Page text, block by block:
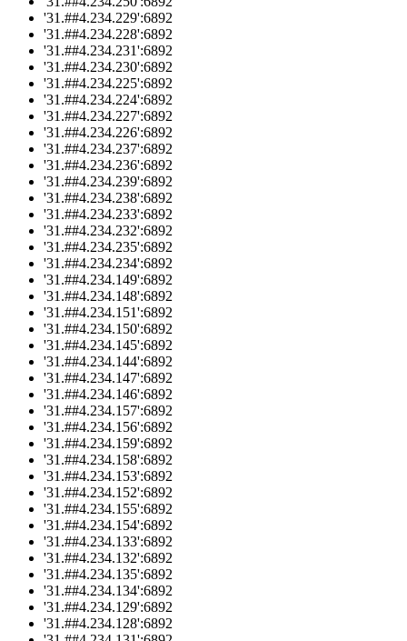
'31.##4.234.229':6892
'31.##4.234.228':6892
'31.##4.234.231':6892
'31.##4.234.230':6892
'31.##4.234.225':6892
'31.##4.234.224':6892
'31.##4.234.227':6892
'31.##4.234.226':6892
'31.##4.234.237':6892
'31.##4.234.236':6892
'31.##4.234.239':6892
'31.##4.234.238':6892
'31.##4.234.233':6892
'31.##4.234.232':6892
'31.##4.234.235':6892
'31.##4.234.234':6892
'31.##4.234.149':6892
'31.##4.234.148':6892
'31.##4.234.151':6892
'31.##4.234.150':6892
'31.##4.234.145':6892
'31.##4.234.144':6892
'31.##4.234.147':6892
'31.##4.234.146':6892
'31.##4.234.157':6892
'31.##4.234.156':6892
'31.##4.234.159':6892
'31.##4.234.158':6892
'31.##4.234.153':6892
'31.##4.234.152':6892
'31.##4.234.155':6892
'31.##4.234.154':6892
'31.##4.234.133':6892
'31.##4.234.132':6892
'31.##4.234.135':6892
'31.##4.234.134':6892
'31.##4.234.129':6892
'31.##4.234.128':6892